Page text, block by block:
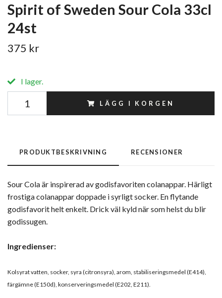
Spirit of Sweden Sour Cola 33cl
24st
375 kr
I lager.
LÄGG I KORGEN
PRODUKTBESKRIVNING RECENSIONER
Sour Cola är inspirerad av godisfavoriten colanappar. Härligt
frostiga colanappar doppade i syrligt socker. En flytande
godisfavorit helt enkelt. Drick väl kyld när som helst du blir
godissugen.
Ingredienser:
Kolsyrat vatten, socker, syra (citronsyra), arom, stabiliseringsmedel (E414),
färgämne (E150d), konserveringsmedel (E202, E211).